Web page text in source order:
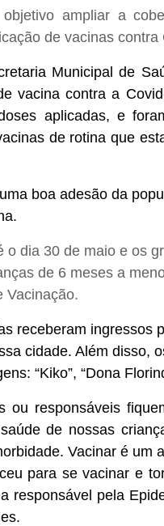
ampliar a
de vacinas
Municipal de
vacina contra a
aplicadas, e
de rotina que
boa adesão da
o dia 30 de maio e os
de 6 meses a
Vacinação.
receberam ingressos
cidade. Além disso,
“Kiko”, “Dona
ou responsáveis
de nossas
Vacinar é um
para se vacinar e
responsável pela